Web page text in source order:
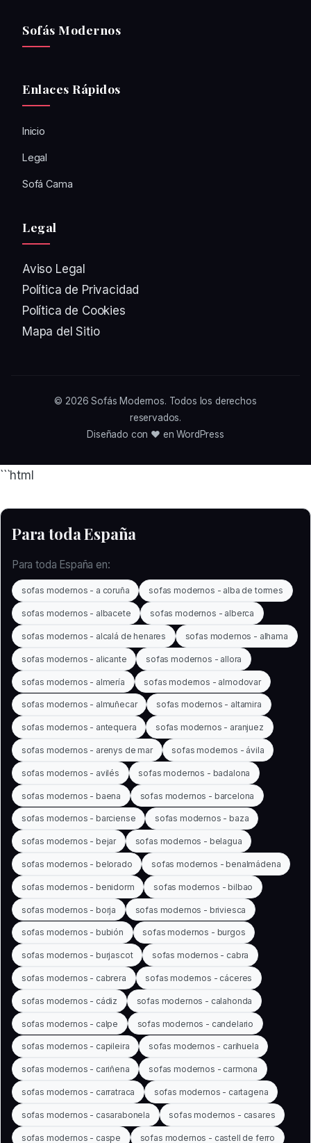
Sofás Modernos
Enlaces Rápidos
Inicio
Legal
Sofá Cama
Legal
Aviso Legal
Política de Privacidad
Política de Cookies
Mapa del Sitio
© 2026Sofás Modernos. Todos los derechos
reservados.
Diseñado con ❤️ en WordPress
```html
Para toda España
Para toda España en:
sofas modernos - a coruña sofas modernos - alba de tormes
sofas modernos - albacete sofas modernos - alberca
sofas modernos - alcalá de henares sofas modernos - alhama
sofas modernos - alicante sofas modernos - allora
sofas modernos - almería sofas modernos - almodovar
sofas modernos - almuñecar sofas modernos - altamira
sofas modernos - antequera sofas modernos - aranjuez
sofas modernos - arenys de mar sofas modernos - ávila
sofas modernos - avilés sofas modernos - badalona
sofas modernos - baena sofas modernos - barcelona
sofas modernos - barciense sofas modernos - baza
sofas modernos - bejar sofas modernos - belagua
sofas modernos - belorado sofas modernos - benalmádena
sofas modernos - benidorm sofas modernos - bilbao
sofas modernos - borja sofas modernos - briviesca
sofas modernos - bubión sofas modernos - burgos
sofas modernos - burjascot sofas modernos - cabra
sofas modernos - cabrera sofas modernos - cáceres
sofas modernos - cádiz sofas modernos - calahonda
sofas modernos - calpe sofas modernos - candelario
sofas modernos - capileira sofas modernos - carihuela
sofas modernos - cariñena sofas modernos - carmona
sofas modernos - carratraca sofas modernos - cartagena
sofas modernos - casarabonela sofas modernos - casares
sofas modernos - caspe sofas modernos - castell de ferro